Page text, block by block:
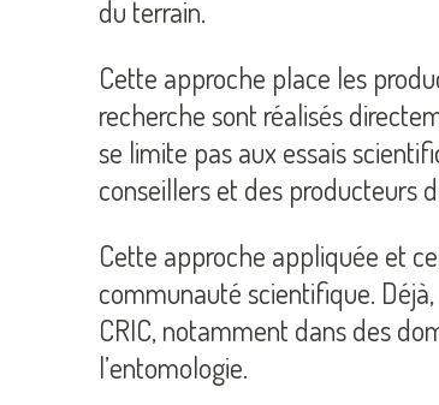
du terrain.
Cette approche place les
recherche sont réalisés
se limite pas aux essais
conseillers et des producteurs
Cette approche appliquée et
communauté scientifique.
CRIC, notamment dans des
l’entomologie.